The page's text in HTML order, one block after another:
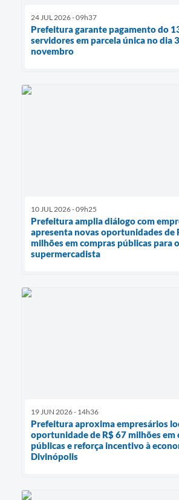
24 JUL 2026 - 09h37
Prefeitura garante pagamento do
servidores em parcela única no dia
novembro
10 JUL 2026 - 09h25
Prefeitura amplia diálogo com
apresenta novas oportunidades de
milhões em compras públicas para
supermercadista
19 JUN 2026 - 14h36
Prefeitura aproxima empresários
oportunidade de R$ 67 milhões em
públicas e reforça incentivo à
Divinópolis